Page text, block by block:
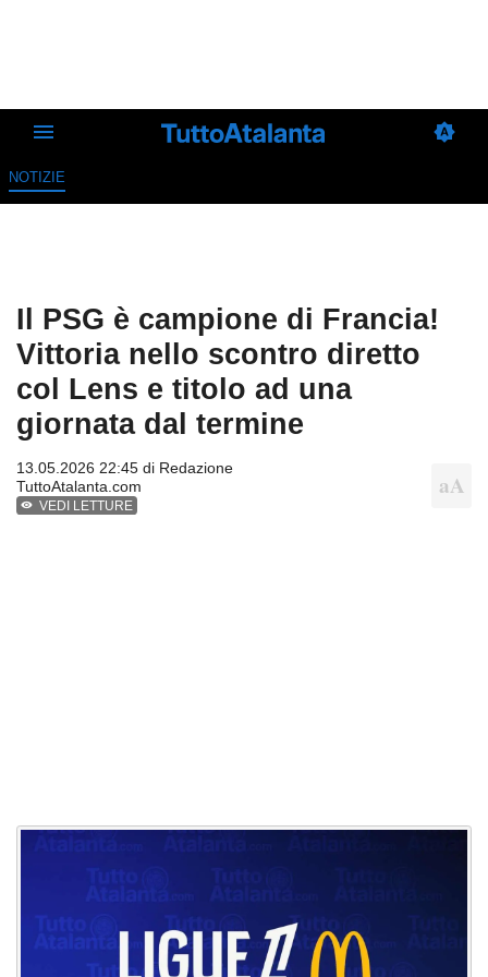
NOTIZIE
Il PSG è campione di Francia!
Vittoria nello scontro diretto
col Lens e titolo ad una
giornata dal termine
13.05.2026 22:45 di Redazione
TuttoAtalanta.com
VEDI LETTURE